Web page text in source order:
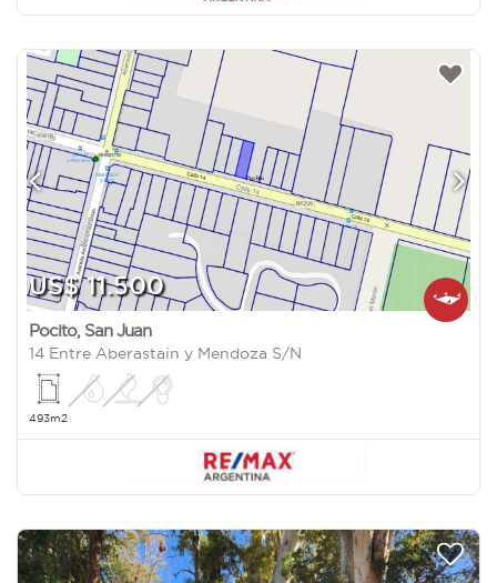
US$ 11.500
Pocito, San Juan
14 Entre Aberastain y Mendoza S/N
493m2